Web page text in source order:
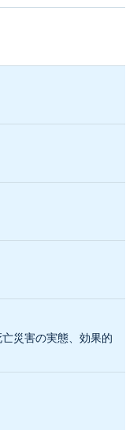
災害の実態、効果的